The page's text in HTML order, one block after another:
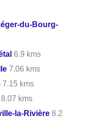
du-Bourg-
6.9 kms
7.06 kms
7.15 kms
8.07 kms
la-Rivière 8.2